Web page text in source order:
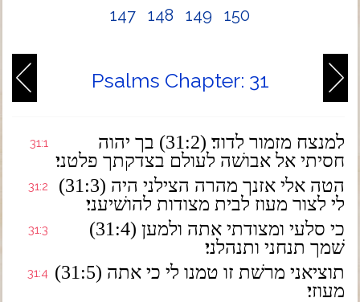
147
148 149 150
Psalms Chapter: 31
31:1
למנצח מזמור לדוד׃ (31:2) בך יהוה
חסיתי אל אבושׁה לעולם בצדקתך פלטני׃
31:2
(31:3) הטה אלי אזנך מהרה הצילני היה
לי לצור מעוז לבית מצודות להושׁיעני׃
31:3
(31:4) כי סלעי ומצודתי אתה ולמען
שׁמך תנחני ותנהלני׃
31:4 (31:5) תוציאני מרשׁת זו טמנו לי כי אתה
מעוזי׃